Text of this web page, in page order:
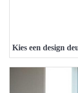
Kies een design